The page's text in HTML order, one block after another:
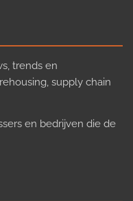
trends en
supply chain
en bedrijven die de